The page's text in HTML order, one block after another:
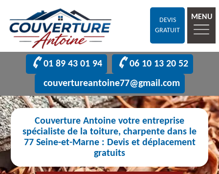
DEVIS
GRATUIT
MENU
01 89 43 01 94
06 10 13 20 52
couvertureantoine77@gmail.com
Couverture Antoine votre entreprise
spécialiste de la toiture, charpente dans le
77 Seine-et-Marne : Devis et déplacement
gratuits